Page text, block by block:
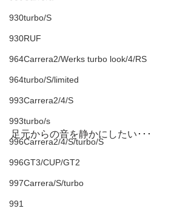
930turbo/S
930RUF
964Carrera2/Werks turbo look/4/RS
964turbo/S/limited
993Carrera2/4/S
993turbo/s
996Carrera2/4/S/turbo/S
996GT3/CUP/GT2
997Carrera/S/turbo
991
足元からの音を静かにしたい･･･